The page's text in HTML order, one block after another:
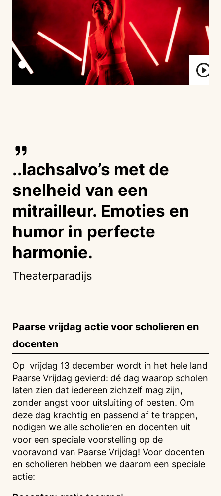
..lachsalvo’s met de
snelheid van een
mitrailleur. Emoties en
humor in perfecte
harmonie.
Theaterparadijs
Paarse vrijdag actie voor scholieren en
docenten
Op vrijdag 13 december wordt in het hele land
Paarse Vrijdag gevierd: dé dag waarop scholen
laten zien dat iedereen zichzelf mag zijn,
zonder angst voor uitsluiting of pesten. Om
deze dag krachtig en passend af te trappen,
nodigen we alle scholieren en docenten uit
voor een speciale voorstelling op de
vooravond van Paarse Vrijdag! Voor docenten
en scholieren hebben we daarom een speciale
actie: